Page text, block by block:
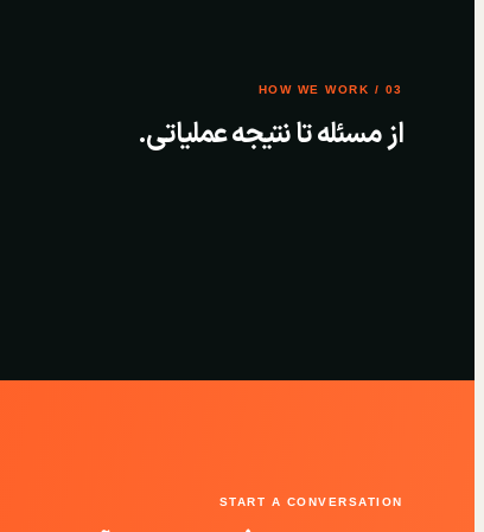
03 / HOW WE WORK
از مسئله تا نتیجه عملیاتی.
START A CONVERSATION